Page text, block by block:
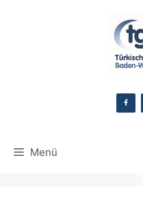
Menü